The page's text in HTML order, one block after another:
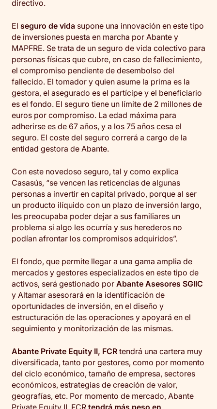
directivo.
El seguro de vida supone una innovación en este tipo
de inversiones puesta en marcha por Abante y
MAPFRE. Se trata de un seguro de vida colectivo para
personas físicas que cubre, en caso de fallecimiento,
el compromiso pendiente de desembolso del
fallecido. El tomador y quien asume la prima es la
gestora, el asegurado es el partícipe y el beneficiario
es el fondo. El seguro tiene un límite de 2 millones de
euros por compromiso. La edad máxima para
adherirse es de 67 años, y a los 75 años cesa el
seguro. El coste del seguro correrá a cargo de la
entidad gestora de Abante.
Con este novedoso seguro, tal y como explica
Casasús, “se vencen las reticencias de algunas
personas a invertir en capital privado, porque al ser
un producto ilíquido con un plazo de inversión largo,
les preocupaba poder dejar a sus familiares un
problema si algo les ocurría y sus herederos no
podían afrontar los compromisos adquiridos”.
El fondo, que permite llegar a una gama amplia de
mercados y gestores especializados en este tipo de
activos, será gestionado por Abante Asesores SGIIC
y Altamar asesorará en la identificación de
oportunidades de inversión, en el diseño y
estructuración de las operaciones y apoyará en el
seguimiento y monitorización de las mismas.
Abante Private Equity II, FCR tendrá una cartera muy
diversificada, tanto por gestores, como por momento
del ciclo económico, tamaño de empresa, sectores
económicos, estrategias de creación de valor,
geografías, etc. Por momento de mercado, Abante
Private Equity II, FCR tendrá más peso en